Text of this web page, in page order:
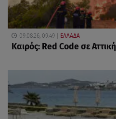
09.08.26, 09:49 ΕΛΛΑΔΑ
Καιρός: Red Code σε